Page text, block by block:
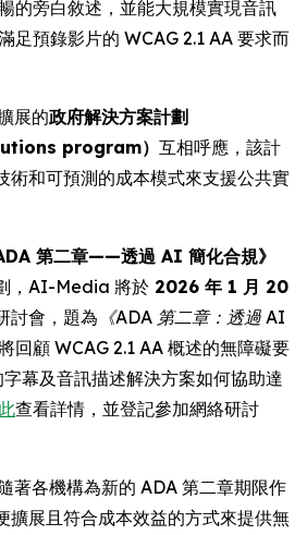
的旁白敘述，並能大規模實現音訊
足預錄影片的 WCAG 2.1 AA 要求而
展的政府解決方案計劃
program） 互相呼應，該計
術和可預測的成本模式來支援公共實
第二章——透過 AI 簡化合規》
，AI-Media 將於 2026 年 1 月 20
討會，題為 《ADA 第二章：透過 AI
回顧 WCAG 2.1 AA 概述的無障礙要
幕及音訊描述解決方案如何協助達
查看詳情，並登記參加網絡研討
著各機構為新的 ADA 第二章期限作
擴展且符合成本效益的方式來提供無